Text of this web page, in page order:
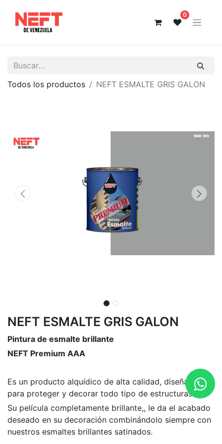
0
Todos los productos NEFT ESMALTE GRIS GALON
NEFT ESMALTE GRIS GALON
Pintura de esmalte brillante
NEFT Premium AAA
Es un producto alquídico de alta calidad, diseñado
para proteger y decorar todo tipo de estructuras.
Su película completamente brillante,, le da el acabado
deseado en su decoración combinándolo siempre con
nuestros esmaltes brillantes satinados.